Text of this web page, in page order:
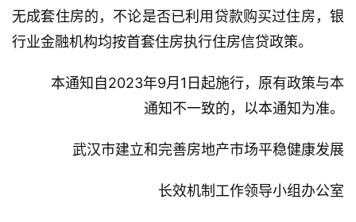
无成套住房的，不论是否已利用贷款购买过住房，银
行业金融机构均按首套住房执行住房信贷政策。
本通知自2023年9月1日起施行，原有政策与本
通知不一致的，以本通知为准。
武汉市建立和完善房地产市场平稳健康发展
长效机制工作领导小组办公室